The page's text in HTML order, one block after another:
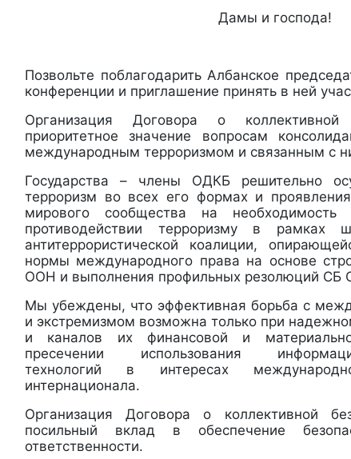
Дамы и господа!
Позвольте поблагодарить Албанское
конференции и приглашение принять в ней
Организация Договора о коллективной
приоритетное значение вопросам
международным терроризмом и связанным с
Государства – члены ОДКБ решительно
терроризм во всех его формах и
мирового сообщества на
противодействии терроризму в рамках
антитеррористической коалиции,
нормы международного права на основе
ООН и выполнения профильных резолюций СБ
Мы убеждены, что эффективная борьба с
и экстремизмом возможна только при
и каналов их финансовой и материально-
пресечении использования
технологий в интересах
интернационала.
Организация Договора о коллективной
посильный вклад в обеспечение
ответственности.